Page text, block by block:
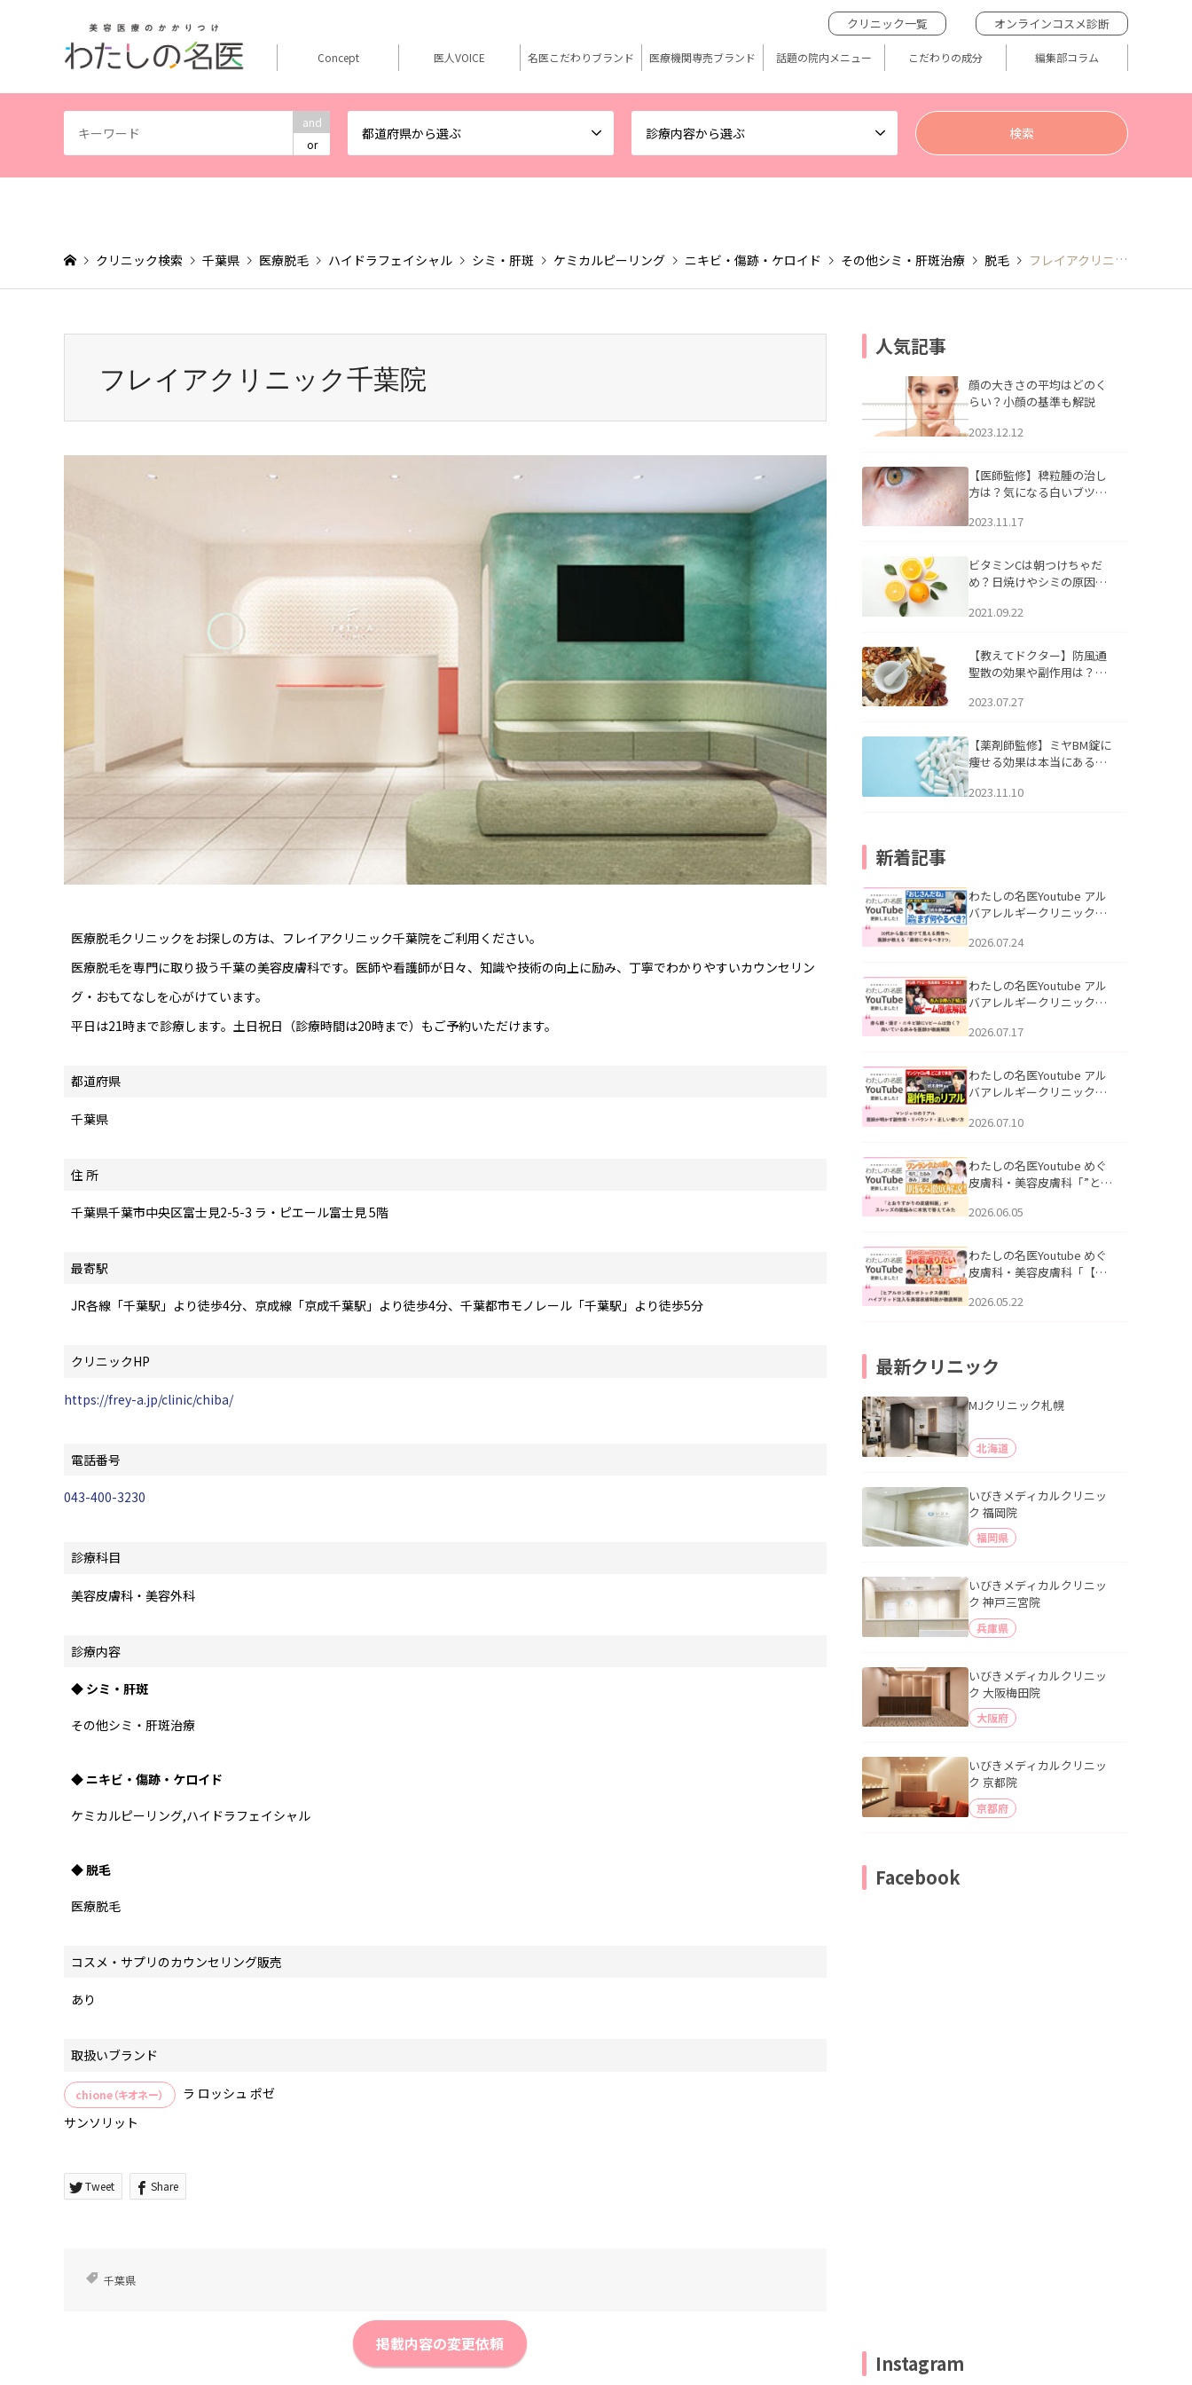
and
or
都道府県から選ぶ 診療内容から選ぶ
クリニック一覧 オンラインコスメ診断
Concept 医人VOICE 名医こだわりブランド 医療機関専売ブランド 話題の院内メニュー こだわりの成分 編集部コラム
クリニック検索 千葉県 医療脱毛 ハイドラフェイシャル シミ・肝斑 ケミカルピーリング ニキビ・傷跡・ケロイド その他シミ・肝斑治療 脱毛 フレイアクリニック千葉院
フレイアクリニック千葉院
医療脱毛クリニックをお探しの方は、フレイアクリニック千葉院をご利用ください。
医療脱毛を専門に取り扱う千葉の美容皮膚科です。医師や看護師が日々、知識や技術の向上に励み、丁寧でわかりやすいカウンセリン
グ・おもてなしを心がけています。
平日は21時まで診療します。土日祝日（診療時間は20時まで）もご予約いただけます。
都道府県
千葉県
住 所
千葉県千葉市中央区富士見2-5-3 ラ・ピエール富士見 5階
最寄駅
JR各線「千葉駅」より徒歩4分、京成線「京成千葉駅」より徒歩4分、千葉都市モノレール「千葉駅」より徒歩5分
クリニックHP
https://frey-a.jp/clinic/chiba/
電話番号
043-400-3230
診療科目
美容皮膚科・美容外科
診療内容
◆ シミ・肝斑
その他シミ・肝斑治療
◆ ニキビ・傷跡・ケロイド
ケミカルピーリング,ハイドラフェイシャル
◆ 脱毛
医療脱毛
コスメ・サプリのカウンセリング販売
あり
取扱いブランド
chione（キオネー）
ラ ロッシュ ポゼ
サンソリット
Tweet Share
千葉県
掲載内容の変更依頼
人気記事
顔の大きさの平均はどのく
らい？小顔の基準も解説
2023.12.12
【医師監修】稗粒腫の治し
方は？気になる白いブツブ
アについて
2023.11.17
ビタミンCは朝つけちゃだ
め？日焼けやシミの原因に
2021.09.22
【教えてドクター】防風通
聖散の効果や副作用は？長
2023.07.27
【薬剤師監修】ミヤBM錠に
痩せる効果は本当にある
2023.11.10
新着記事
わたしの名医Youtube アル
バアレルギークリニック札
える男性へ｜医師が教える
公開いたしました。
2026.07.24
わたしの名医Youtube アル
バアレルギークリニック札
跡にVビームは効く？向いて
説」を公開いたしました。
2026.07.17
わたしの名医Youtube アル
バアレルギークリニック札
医師が明かす副作用・リバ
公開いたしました。
2026.07.10
わたしの名医Youtube めぐ
皮膚科・美容皮膚科「”とお
ッズの肌悩みに本気で答え
た。
2026.06.05
わたしの名医Youtube めぐ
皮膚科・美容皮膚科「【ヒ
用】ハイブリッド注入を美
2026.05.22
最新クリニック
MJクリニック札幌
北海道
いびきメディカルクリニッ
ク 福岡院
福岡県
いびきメディカルクリニッ
ク 神戸三宮院
兵庫県
いびきメディカルクリニッ
ク 大阪梅田院
大阪府
いびきメディカルクリニッ
ク 京都院
京都府
Facebook
Instagram